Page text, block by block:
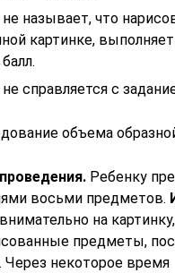
называет, что
картинке,
справляется с
объема
Ребенку
восьми предметов.
на
предметы,
Через некоторое время